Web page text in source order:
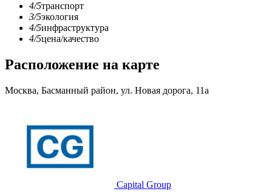
4/5транспорт
3/5экология
4/5инфраструктура
4/5цена/качество
Расположение на карте
Москва, Басманный район, ул. Новая дорога, 11а
Capital Group